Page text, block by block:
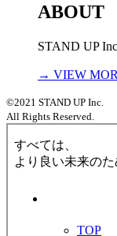
ABOUT
STAND UP
→ VIEW
©2021 STAND UP Inc.
All Rights Reserved.